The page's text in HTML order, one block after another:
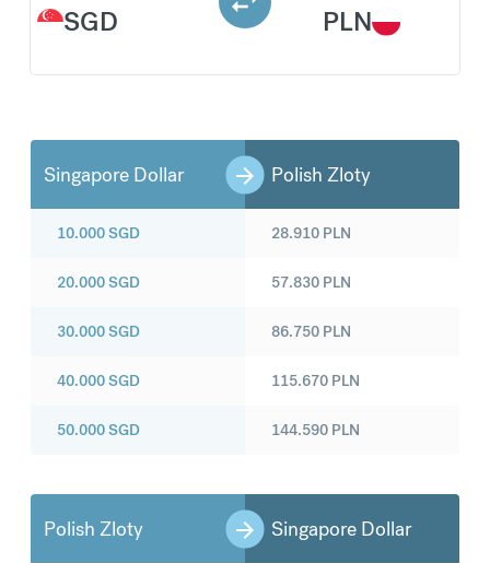
SGD PLN
Singapore Dollar Polish Zloty
10.000SGD
20.000SGD
30.000SGD
40.000SGD
50.000SGD
28.910 PLN
57.830 PLN
86.750 PLN
115.670 PLN
144.590 PLN
Polish Zloty Singapore Dollar